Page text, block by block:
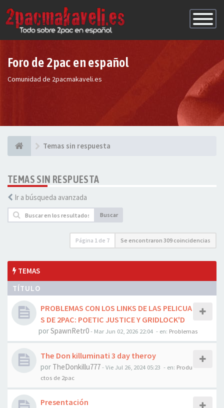
de
Foro de 2pac en español
Comunidad de 2pacmakaveli.es
Temas sin respuesta
TEMAS SIN RESPUESTA
Ir a búsqueda avanzada
Buscar
Página 1 de 7 Se encontraron 309 coincidencias
TEMAS
TÍTULO
PROBLEMAS CON LOS LINKS DE LAS PELICUA
S DE 2PAC: POETIC JUSTICE Y GRIDLOCK'D
porSpawnRetr0- Mar Jun 02, 2026 22:04 - en: Problemas
The Don killuminati 3 day theroy
por TheDonkillu777-Vie Jul 26, 2024 05:23 - en: Produ
ctos de 2pac
Presentación